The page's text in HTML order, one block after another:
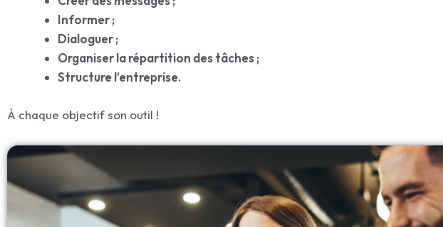
Informer ;
Dialoguer ;
Organiser la répartition des tâches ;
Structure l’entreprise.
À chaque objectif son outil !